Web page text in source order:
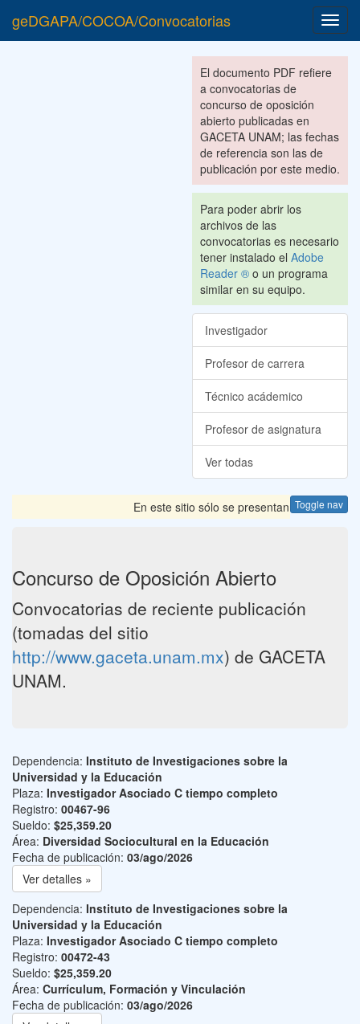
geDGAPA/COCOA/Convocatorias
El documento PDF refiere
a convocatorias de
concurso de oposición
abierto publicadas en
GACETA UNAM; las fechas
de referencia son las de
publicación por este medio.
Para poder abrir los
archivos de las
convocatorias es necesario
tener instalado el Adobe
Reader ® o un programa
similar en su equipo.
Investigador
Profesor de carrera
Técnico acádemico
Profesor de asignatura
Ver todas
Toggle nav
En este sitio sólo se presentan las
Concurso de Oposición Abierto
Convocatorias de reciente publicación
(tomadas del sitio
http://www.gaceta.unam.mx) de GACETA
UNAM.
Dependencia: Instituto de Investigaciones sobre la
Universidad y la Educación
Plaza: Investigador Asociado C tiempo completo
Registro: 00467-96
Sueldo: $25,359.20
Área: Diversidad Sociocultural en la Educación
Fecha de publicación: 03/ago/2026
Ver detalles »
Dependencia: Instituto de Investigaciones sobre la
Universidad y la Educación
Plaza: Investigador Asociado C tiempo completo
Registro: 00472-43
Sueldo: $25,359.20
Área: Currículum, Formación y Vinculación
Fecha de publicación: 03/ago/2026